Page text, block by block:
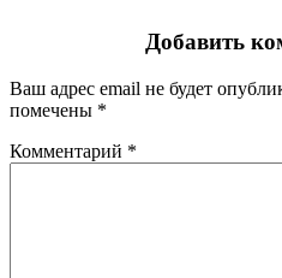
Добавить
Ваш адрес email не будет
помечены *
Комментарий *